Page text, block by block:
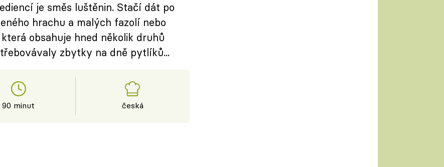
je směs luštěnin. Stačí dát po
hrachu a malých fazolí nebo
obsahuje hned několik druhů
zbytky na dně pytlíků...
90 minut česká